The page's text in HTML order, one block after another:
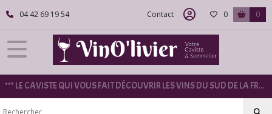
04 42 69 19 54 Contact 0 0
*** LE CAVISTE QUI VOUS FAIT DÉCOUVRIR LES VINS DU SUD DE LA FRANCE ***